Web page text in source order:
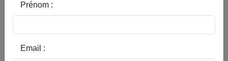
Prénom :
Email :